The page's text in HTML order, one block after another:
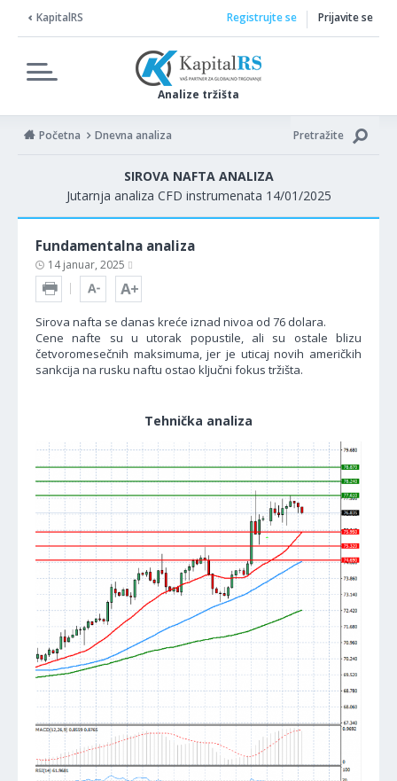
KapitalRS
Analize tržišta
Registrujte se Prijavite se
Početna Dnevna analiza Pretražite
SIROVA NAFTA ANALIZA
Jutarnja analiza CFD instrumenata 14/01/2025
Fundamentalna analiza
14 januar, 2025
Sirova nafta se danas kreće iznad nivoa od 76 dolara.
Cene nafte su u utorak popustile, ali su ostale blizu
četvoromesečnih maksimuma, jer je uticaj novih američkih
sankcija na rusku naftu ostao ključni fokus tržišta.
Tehnička analiza